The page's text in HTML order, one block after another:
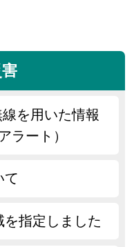
を用いた情報
ラート）
て
指定しました